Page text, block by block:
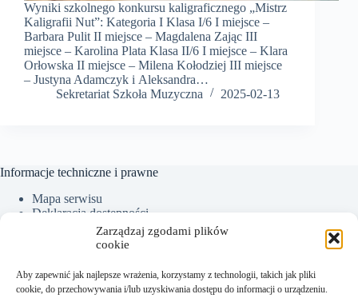
Zarządzaj zgodami plików
cookie
Aby zapewnić jak najlepsze wrażenia, korzystamy z technologii, takich jak pliki
cookie, do przechowywania i/lub uzyskiwania dostępu do informacji o urządzeniu.
Wyniki szkolnego konkursu kaligraficznego „Mistrz
Kaligrafii Nut”: Kategoria I Klasa I/6 I miejsce –
Barbara Pulit II miejsce – Magdalena Zając III
miejsce – Karolina Plata Klasa II/6 I miejsce – Klara
Orłowska II miejsce – Milena Kołodziej III miejsce
– Justyna Adamczyk i Aleksandra…
Sekretariat Szkoła Muzyczna
2025-02-13
Informacje techniczne i prawne
Mapa serwisu
Deklaracja dostępności
Ochrona Danych Osobowych
Polityka plików cookies (EU)